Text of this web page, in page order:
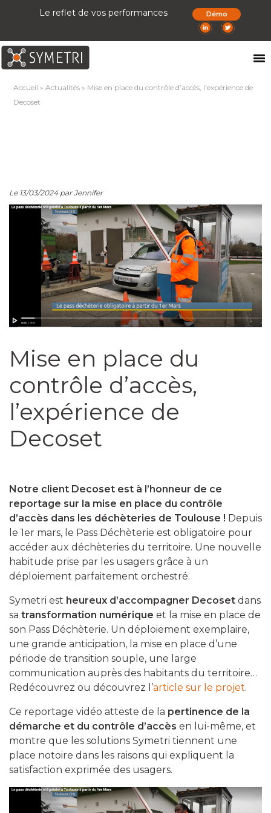
Le reflet de vos performances Démo
Accueil »Actualités » Mise en place du contrôle d’accès, l’expérience de
Decoset
Le 13/03/2024 par Jennifer
Mise en place du
contrôle d’accès,
l’expérience de
Decoset
Notre client Decoset est à l’honneur de ce
reportage sur la mise en place du contrôle
d’accès dans les déchèteries de Toulouse ! Depuis
le 1er mars, le Pass Déchèterie est obligatoire pour
accéder aux déchèteries du territoire. Une nouvelle
habitude prise par les usagers grâce à un
déploiement parfaitement orchestré.
Symetri est heureux d’accompagner Decoset dans
sa transformation numérique et la mise en place de
son Pass Déchèterie. Un déploiement exemplaire,
une grande anticipation, la mise en place d’une
période de transition souple, une large
communication auprès des habitants du territoire…
Redécouvrez ou découvrez l’article sur le projet.
Ce reportage vidéo atteste de la pertinence de la
démarche et du contrôle d’accès en lui-même, et
montre que les solutions Symetri tiennent une
place notoire dans les raisons qui expliquent la
satisfaction exprimée des usagers.